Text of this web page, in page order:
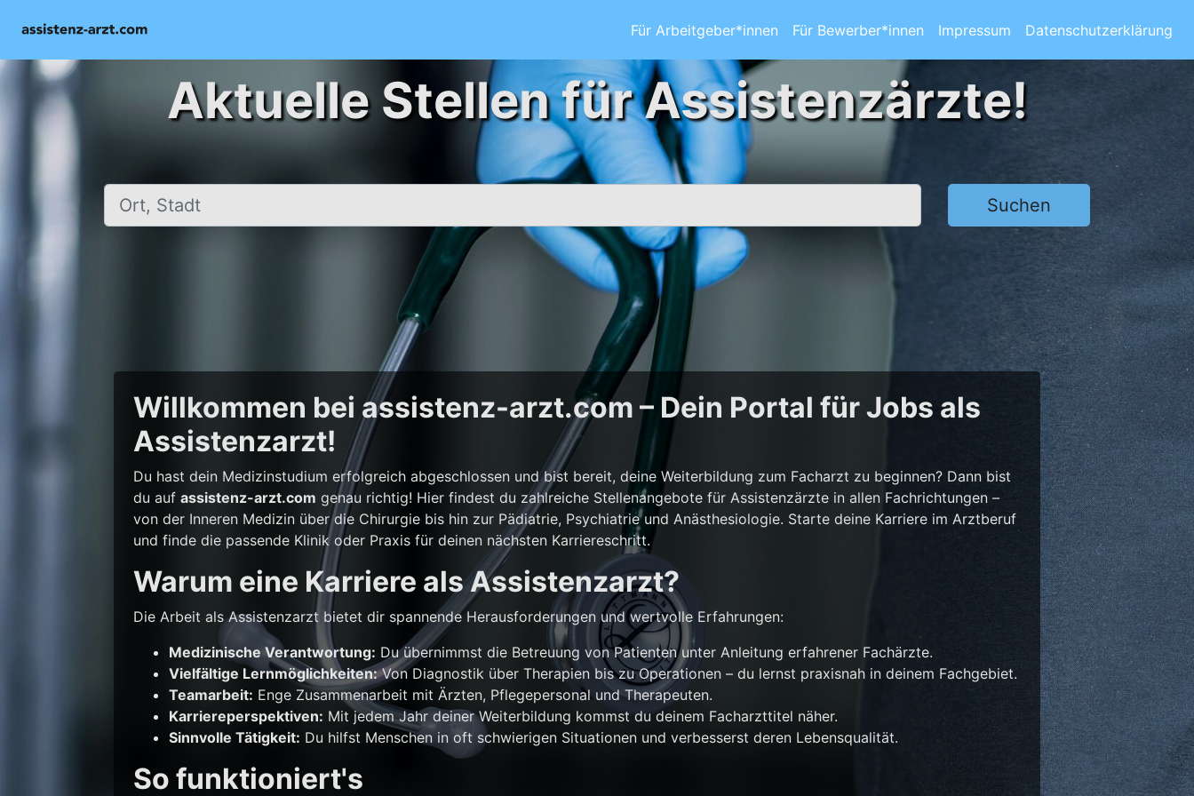
Für Arbeitgeber*innen Für Bewerber*innen Impressum Datenschutzerklärung
Aktuelle Stellen für Assistenzärzte!
Ort, Stadt Suchen
Willkommen bei assistenz-arzt.com – Dein Portal für Jobs als
Assistenzarzt!
Du hast dein Medizinstudium erfolgreich abgeschlossen und bist bereit, deine Weiterbildung zum Facharzt zu beginnen? Dann bist
du aufassistenz-arzt.com genau richtig! Hier findest du zahlreiche Stellenangebote für Assistenzärzte in allen Fachrichtungen –
von der Inneren Medizin über die Chirurgie bis hin zur Pädiatrie, Psychiatrie und Anästhesiologie. Starte deine Karriere im Arztberuf
und finde die passende Klinik oder Praxis für deinen nächsten Karriereschritt.
Warum eine Karriere als Assistenzarzt?
Die Arbeit als Assistenzarzt bietet dir spannende Herausforderungen und wertvolle Erfahrungen:
Medizinische Verantwortung: Du übernimmst die Betreuung von Patienten unter Anleitung erfahrener Fachärzte.
Vielfältige Lernmöglichkeiten:Von Diagnostik über Therapien bis zu Operationen – du lernst praxisnah in deinem Fachgebiet.
Teamarbeit: Enge Zusammenarbeit mit Ärzten, Pflegepersonal und Therapeuten.
Karriereperspektiven: Mit jedem Jahr deiner Weiterbildung kommst du deinem Facharzttitel näher.
Sinnvolle Tätigkeit: Du hilfst Menschen in oft schwierigen Situationen und verbesserst deren Lebensqualität.
So funktioniert's